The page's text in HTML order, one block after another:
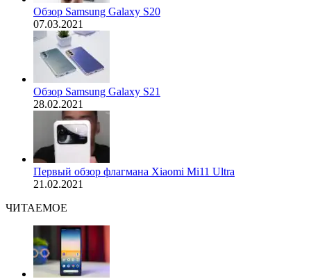
Обзор Samsung Galaxy S20
07.03.2021
Обзор Samsung Galaxy S21
28.02.2021
Первый обзор флагмана Xiaomi Mi11 Ultra
21.02.2021
ЧИТАЕМОЕ